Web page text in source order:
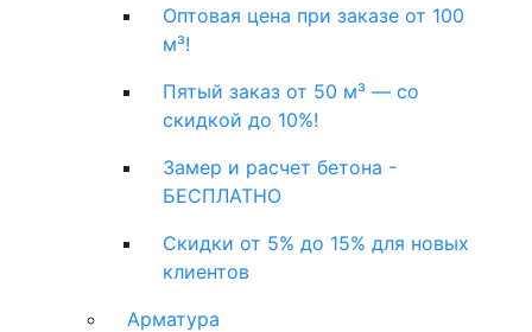
Оптовая цена при заказе от 100
м³!
Пятый заказ от 50 м³ — со
скидкой до 10%!
Замер и расчет бетона -
БЕСПЛАТНО
Скидки от 5% до 15% для новых
клиентов
Арматура